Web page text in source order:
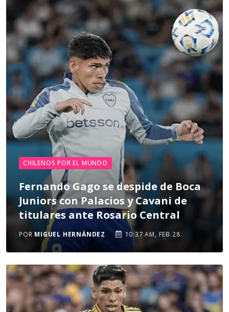
CHILENOS POR EL MUNDO
Fernando Gago se despide de Boca
Juniors con Palacios y Cavani de
titulares ante Rosario Central
POR MIGUEL HERNÁNDEZ 10:37 AM, FEB 28